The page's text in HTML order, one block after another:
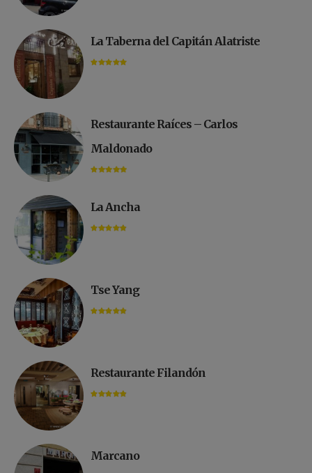
La Taberna del Capitán Alatriste
Restaurante Raíces – Carlos
Maldonado
La Ancha
Tse Yang
Restaurante Filandón
Marcano